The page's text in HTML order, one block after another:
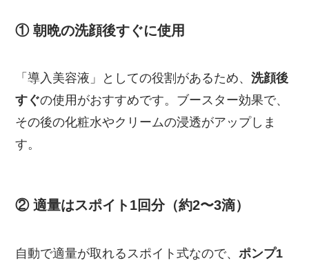
① 朝晩の洗顔後すぐに使用
「導入美容液」としての役割があるため、洗顔後
すぐの使用がおすすめです。ブースター効果で、
その後の化粧水やクリームの浸透がアップしま
す。
② 適量はスポイト1回分（約2〜3滴）
自動で適量が取れるスポイト式なので、ポンプ1